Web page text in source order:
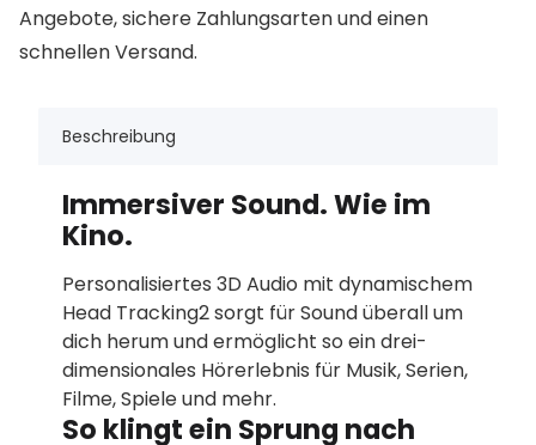
Angebote, sichere Zahlungsarten und einen
schnellen Versand.
Beschreibung
Immersiver Sound. Wie im
Kino.
Personalisiertes 3D Audio mit dynamischem
Head Tracking2 sorgt für Sound überall um
dich herum und ermöglicht so ein drei­
dimensio­nales Hörerlebnis für Musik, Serien,
Filme, Spiele und mehr.
So klingt ein Sprung nach